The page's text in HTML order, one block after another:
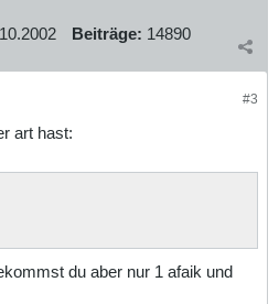
Beiträge: 14890
#3
art hast:
du aber nur 1 afaik und